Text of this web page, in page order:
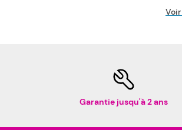
Garantie jusqu'à 2 ans